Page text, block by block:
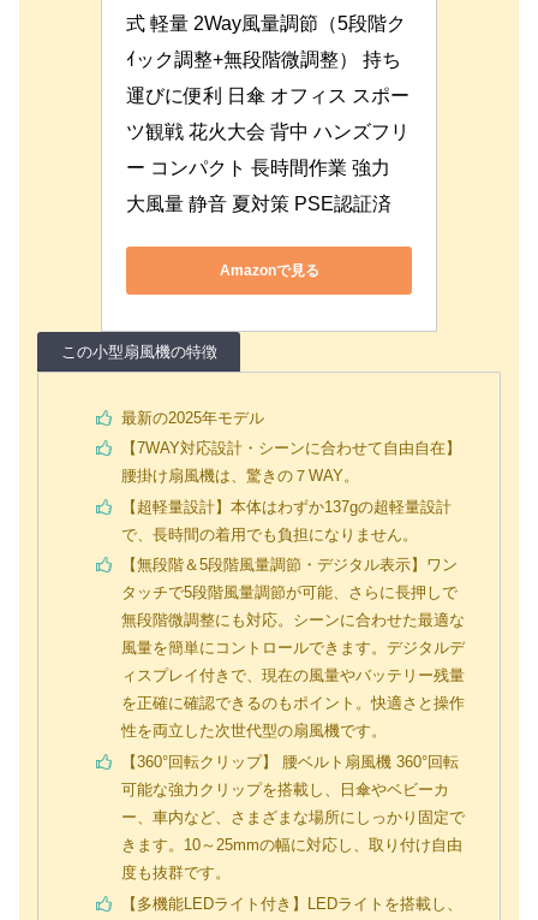
式 軽量 2Way風量調節（5段階ク
ｲック調整+無段階微調整） 持ち
運びに便利 日傘 オフィス スポー
ツ観戦 花火大会 背中 ハンズフリ
ー コンパクト 長時間作業 強力
大風量 静音 夏対策 PSE認証済
Amazonで見る
この小型扇風機の特徴
最新の2025年モデル
【7WAY対応設計・シーンに合わせて自由自在】
腰掛け扇風機は、驚きの７WAY。
【超軽量設計】本体はわずか137gの超軽量設計
で、長時間の着用でも負担になりません。
【無段階＆5段階風量調節・デジタル表示】ワン
タッチで5段階風量調節が可能、さらに長押しで
無段階微調整にも対応。シーンに合わせた最適な
風量を簡単にコントロールできます。デジタルデ
ィスプレイ付きで、現在の風量やバッテリー残量
を正確に確認できるのもポイント。快適さと操作
性を両立した次世代型の扇風機です。
【360°回転クリップ】 腰ベルト扇風機 360°回転
可能な強力クリップを搭載し、日傘やベビーカ
ー、車内など、さまざまな場所にしっかり固定で
きます。10～25mmの幅に対応し、取り付け自由
度も抜群です。
【多機能LEDライト付き】LEDライトを搭載し、